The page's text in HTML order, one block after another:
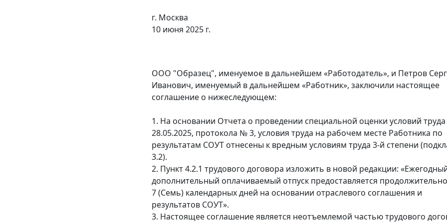
г. Москва
10 июня 2025 г.
ООО "Образец", именуемое в дальнейшем «Работодатель», и Петров
Иванович, именуемый в дальнейшем «Работник», заключили настоящее
соглашение о нижеследующем:
1. На основании Отчета о проведении специальной оценки условий труда
28.05.2025, протокола № 3, условия труда на рабочем месте Работника по
результатам СОУТ отнесены к вредным условиям труда 3-й степени
3.2).
2. Пункт 4.2.1 трудового договора изложить в новой редакции:
дополнительный оплачиваемый отпуск предоставляется
7 (Семь) календарных дней на основании отраслевого соглашения и
результатов СОУТ».
3. Настоящее соглашение является неотъемлемой частью трудового